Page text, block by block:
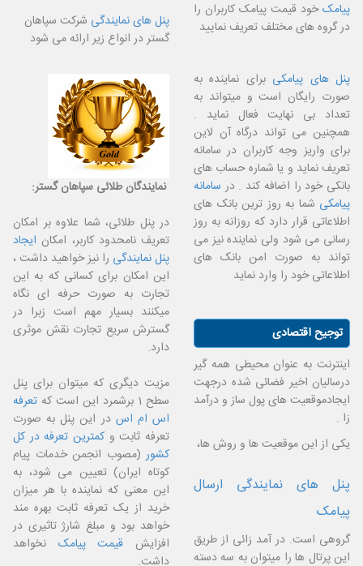
پیامکخود قیمت پیامک کاربران را
در گروه های مختلف تعریف نمایید
پنل های پیامکی برای نماینده به
صورت رایگان است و میتواند به
تعداد بی نهایت فعال نماید .
همچنین می تواند درگاه آن لاین
برای واریز وجه کاربران در سامانه
تعریف نماید و یا شماره حساب های
بانکی خود را اضافه کند . در سامانه
پیامکی شما به روز ترین بانک های
اطلاعاتی قرار دارد که روزانه به روز
رسانی می شود ولی نماینده نیز می
تواند به صورت امن بانک های
اطلاعاتی خود را وارد نماید
توجیح اقتصادی
اینترنت به عنوان محیطی همه گیر
درسالیان اخیر فضائی شده درجهت
ایجادموقعیت های پول ساز و درآمد
زا .
یکی از این موقعیت ها و روش ها،
پنل های نمایندگی ارسال
پیامک
گروهی است. در آمد زائی از طریق
این پرتال ها را میتوان به سه دسته
پنل های نمایندگی شرکت سپاهان
گستر در انواع زیر ارائه می شود
نمایندگان طلائی سپاهان گستر:
در پنل طلائی، شما علاوه بر امکان
تعریف نامحدود کاربر، امکان ایجاد
پنل نمایندگی را نیز خواهید داشت ،
این امکان برای کسانی که به این
تجارت به صورت حرفه ای نگاه
میکنند بسیار مهم است زبرا در
گسترش سریع تجارت نقش موثری
دارد.
مزیت دیگری که میتوان برای پنل
سطح 1 برشمرد این است که
تعرفه
اس ام اس در این پنل به صورت
تعرفه ثابت و کمترین تعرفه در کل
کشور(مصوب انجمن خدمات پیام
کوتاه ایران) تعیین می شود، به
این معنی که نماینده با هر میزان
خرید از یک تعرفه ثابت بهره مند
خواهد بود و مبلغ شارژ تاثیری در
افزایش قیمت پیامک نخواهد
داشت.